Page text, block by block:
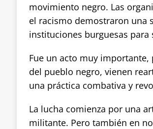
movimiento negro. Las
el racismo demostraron una
instituciones burguesas para
Fue un acto muy
del pueblo negro, vienen
una práctica combativa y
La lucha comienza por una
militante. Pero también en